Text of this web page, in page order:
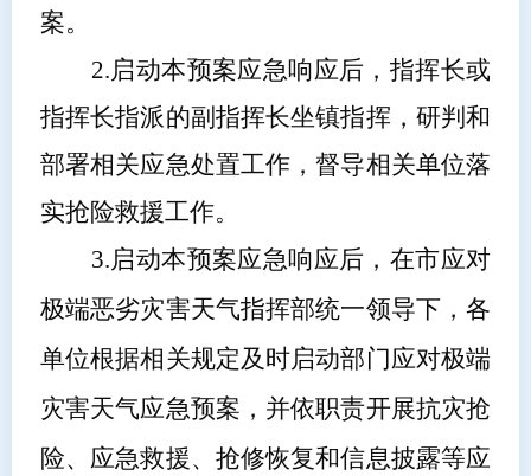
案。
2.启动本预案应急响应后，指挥长或
指挥长指派的副指挥长坐镇指挥，研判和
部署相关应急处置工作，督导相关单位落
实抢险救援工作。
3.启动本预案应急响应后，在市应对
极端恶劣灾害天气指挥部统一领导下，各
单位根据相关规定及时启动部门应对极端
灾害天气应急预案，并依职责开展抗灾抢
险、应急救援、抢修恢复和信息披露等应